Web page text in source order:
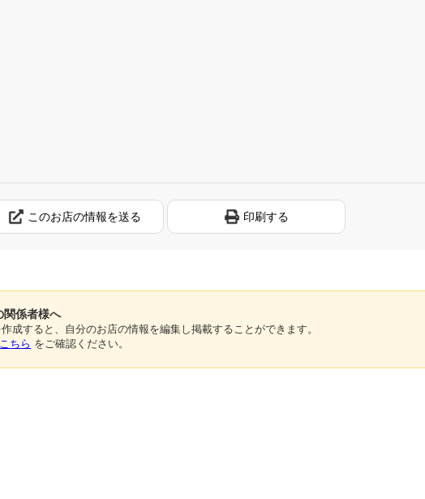
このお店の情報を送る 印刷する
関係者様へ
成すると、自分のお店の情報を編集し掲載することができます。
こちら をご確認ください。